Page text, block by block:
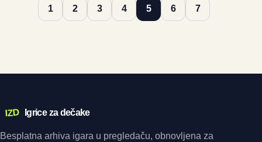
1 2 3 4 5 6 7
IZD Igrice za dečake
Besplatna arhiva igara u pregledaču, obnovljena za